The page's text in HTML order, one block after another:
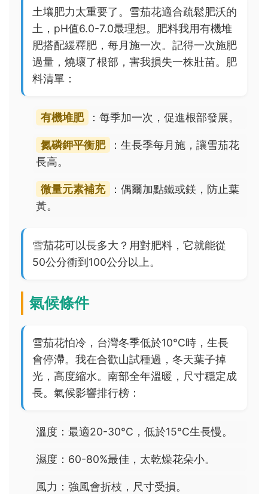
土壤肥力太重要了。雪茄花適合疏鬆肥沃的
土，pH值6.0-7.0最理想。肥料我用有機堆
肥搭配緩釋肥，每月施一次。記得一次施肥
過量，燒壞了根部，害我損失一株壯苗。肥
料清單：
有機堆肥 ：每季加一次，促進根部發展。
氮磷鉀平衡肥
：生長季每月施，讓雪茄花
長高。
微量元素補充
：偶爾加點鐵或鎂，防止葉
黃。
雪茄花可以長多大？用對肥料，它就能從
50公分衝到100公分以上。
氣候條件
雪茄花怕冷，台灣冬季低於10°C時，生長
會停滯。我在合歡山試種過，冬天葉子掉
光，高度縮水。南部全年溫暖，尺寸穩定成
長。氣候影響排行榜：
溫度：最適20-30°C，低於15°C生長慢。
濕度：60-80%最佳，太乾燥花朵小。
風力：強風會折枝，尺寸受損。